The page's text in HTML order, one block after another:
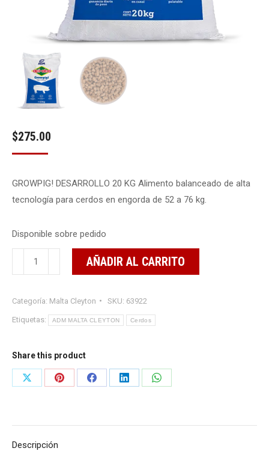
$275.00
GROWPIG! DESARROLLO 20 KG Alimento balanceado de alta
tecnología para cerdos en engorda de 52 a 76 kg.
Disponible sobre pedido
KG
cantidad
AÑADIR AL CARRITO
Categoría: Malta Cleyton SKU: 63922
Etiquetas: ADM MALTA CLEYTON Cerdos
Share this product
Share
Share
Share
Share
Share
Descripción